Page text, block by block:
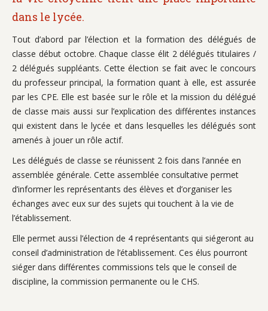
dans le lycée.
Tout d’abord par l’élection et la formation des délégués de
classe début octobre. Chaque classe élit 2 délégués titulaires /
2 délégués suppléants. Cette élection se fait avec le concours
du professeur principal, la formation quant à elle, est assurée
par les CPE. Elle est basée sur le rôle et la mission du délégué
de classe mais aussi sur l’explication des différentes instances
qui existent dans le lycée et dans lesquelles les délégués sont
amenés à jouer un rôle actif.
Les délégués de classe se réunissent 2 fois dans l’année en
assemblée générale. Cette assemblée consultative permet
d’informer les représentants des élèves et d’organiser les
échanges avec eux sur des sujets qui touchent à la vie de
l’établissement.
Elle permet aussi l’élection de 4 représentants qui siégeront au
conseil d’administration de l’établissement. Ces élus pourront
siéger dans différentes commissions tels que le conseil de
discipline, la commission permanente ou le CHS.